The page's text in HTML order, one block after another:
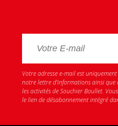
Votre adresse e-mail est
notre lettre d’informations ainsi
les activités de Souchier Boullet.
le lien de désabonnement intégré